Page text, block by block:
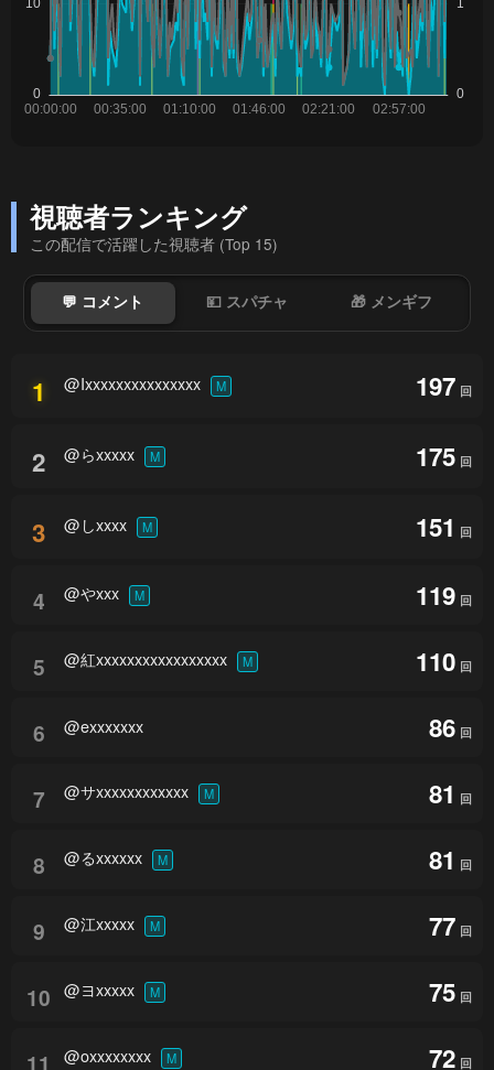
視聴者ランキング
この配信で活躍した視聴者 (Top 15)
💬 コメント 💴 スパチャ 🎁 メンギフ
1 @Ixxxxxxxxxxxxxxx M 197 回
2 @らxxxxx M 175 回
3 @しxxxx M 151 回
4 @やxxx M 119 回
5 @紅xxxxxxxxxxxxxxxxx M 110 回
6 @exxxxxxx 86 回
7 @サxxxxxxxxxxxx M 81 回
8 @るxxxxxx M 81 回
9 @江xxxxx M 77 回
10 @ヨxxxxx M 75 回
11 @oxxxxxxxx M 72 回